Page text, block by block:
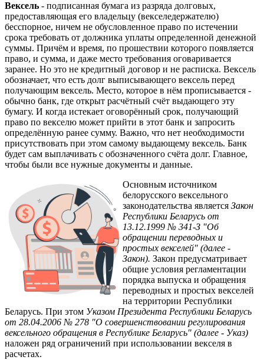
Вексель - подписанная бумага из разряда долговых,
предоставляющая его владельцу (векселедержателю)
бесспорное, ничем не обусловленное право по истечении
срока требовать от должника уплаты определенной денежной
суммы. Причём и время, по прошествии которого появляется
право, и сумма, и даже место требования оговаривается
заранее. Но это не кредитный договор и не расписка. Вексель
обозначает, что есть долг выписывающего вексель перед
получающим вексель. Место, которое в нём прописывается -
обычно банк, где открыт расчётный счёт выдающего эту
бумагу. И когда истекает оговорённый срок, получающий
право по векселю может прийти в этот банк и запросить
определённую ранее сумму. Важно, что нет необходимости
присутствовать при этом самому выдающему вексель. Банк
будет сам выплачивать с обозначенного счёта долг. Главное,
чтобы были все нужные документы и данные.
Основным источником
белорусского вексельного
законодательства является Закон
Республики Беларусь от
13.12.1999 № 341-З "Об
обращении переводных и
простых векселей" (далее -
Закон). Закон предусматривает
общие условия регламентации
порядка выпуска и обращения
переводных и простых векселей
на территории Республики
Беларусь. При этом Указом Президента Республики Беларусь
от 28.04.2006 № 278 "О совершенствовании регулирования
вексельного обращения в Республике Беларусь" (далее - Указ)
наложен ряд ограничений при использовании векселя в
расчетах.